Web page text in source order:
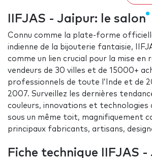
IIFJAS - Jaipur: le salon
Connu comme la plate-forme
indienne de la bijouterie fantaisie,
comme un lien crucial pour la mise en
vendeurs de 30 villes et de 15000+
professionnels de toute l’Inde et de
2007. Surveillez les dernières
couleurs, innovations et technologies
sous un même toit, magnifiquement
principaux fabricants, artisans,
Fiche technique IIFJAS